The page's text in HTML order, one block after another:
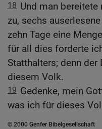
18 Und man
zu, sechs
zehn Tage eine
für all dies forderte
Statthalters; denn
diesem Volk.
19 Gedenke, mein
was ich für dieses
© 2000 Genfer Bibelgesellschaft